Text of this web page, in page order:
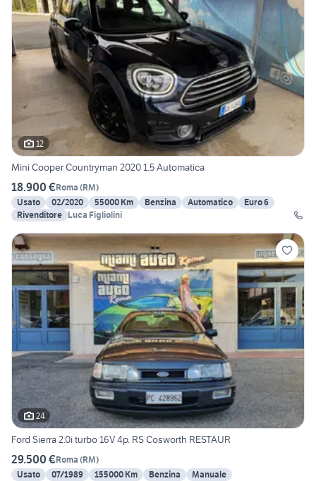
12
Mini Cooper Countryman 2020 1.5 Automatica
18.900 €Roma (RM)
Usato
02/2020 55000 Km Benzina Automatico
Euro 6
Rivenditore Luca Figliolini
24
Ford Sierra 2.0i turbo 16V 4p. RS Cosworth RESTAUR
29.500 €Roma (RM)
Usato
07/1989 155000 Km Benzina
Manuale